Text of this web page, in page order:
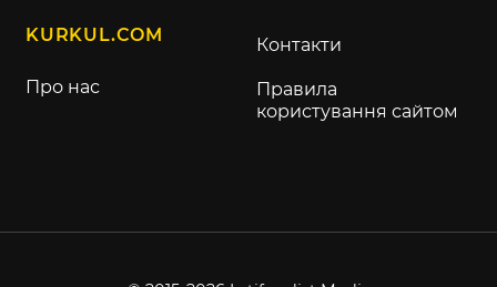
KURKUL.COM
Про нас
Контакти
Правила
користування сайтом